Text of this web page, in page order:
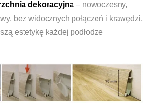
dekoracyjna– nowoczesny,
bez widocznych połączeń i krawędzi,
estetykę każdej podłodze